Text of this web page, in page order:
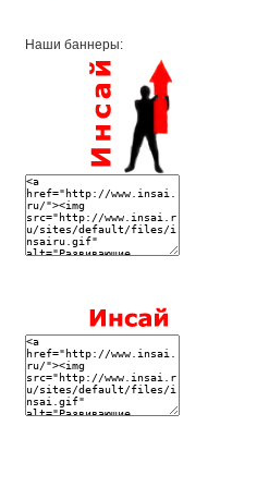
Наши баннеры: